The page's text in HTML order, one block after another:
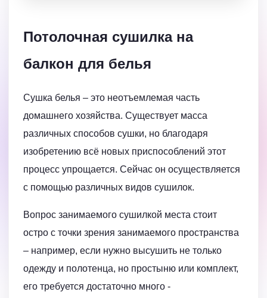
Потолочная сушилка на
балкон для белья
Сушка белья – это неотъемлемая часть
домашнего хозяйства. Существует масса
различных способов сушки, но благодаря
изобретению всё новых приспособлений этот
процесс упрощается. Сейчас он осуществляется
с помощью различных видов сушилок.
Вопрос занимаемого сушилкой места стоит
остро с точки зрения занимаемого пространства
– например, если нужно высушить не только
одежду и полотенца, но простыню или комплект,
его требуется достаточно много -